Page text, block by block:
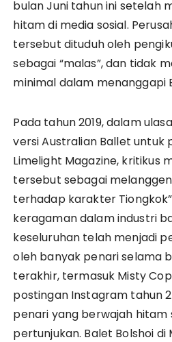
bulan Juni tahun ini setelah
hitam di media sosial.
tersebut dituduh oleh
sebagai “malas”, dan tidak
minimal dalam menanggapi
Pada tahun 2019, dalam
versi Australian Ballet untuk
Limelight Magazine, kritikus
tersebut sebagai
terhadap karakter
keragaman dalam industri
keseluruhan telah menjadi
oleh banyak penari selama
terakhir, termasuk Misty
postingan Instagram tahun
penari yang berwajah hitam
pertunjukan. Balet Bolshoi di